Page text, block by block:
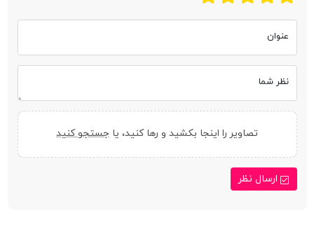
عنوان
نظر شما
تصاویر را اینجا بکشید و رها کنید، یا جستجو کنید
ارسال نظر